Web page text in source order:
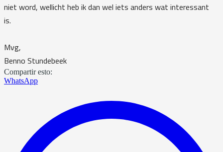
niet word, wellicht heb ik dan wel iets anders wat interessant
is.
Mvg,
Benno Stundebeek
Compartir esto:
WhatsApp